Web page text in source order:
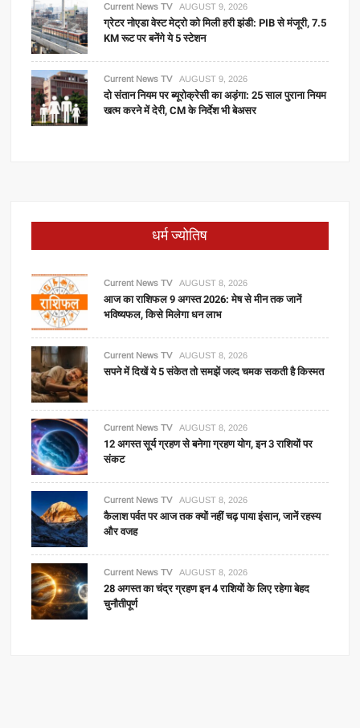
Current News TV AUGUST 9, 2026
ग्रेटर नोएडा वेस्ट मेट्रो को मिली हरी झंडी: PIB से मंजूरी, 7.5
KM रूट पर बनेंगे ये 5 स्टेशन
Current News TV AUGUST 9, 2026
दो संतान नियम पर ब्यूरोक्रेसी का अड़ंगा: 25 साल पुराना नियम
खत्म करने में देरी, CM के निर्देश भी बेअसर
धर्म ज्योतिष
Current News TV AUGUST 8, 2026
आज का राशिफल 9 अगस्त 2026: मेष से मीन तक जानें
भविष्यफल, किसे मिलेगा धन लाभ
Current News TV AUGUST 8, 2026
सपने में दिखें ये 5 संकेत तो समझें जल्द चमक सकती है किस्मत
Current News TV AUGUST 8, 2026
12 अगस्त सूर्य ग्रहण से बनेगा ग्रहण योग, इन 3 राशियों पर
संकट
Current News TV AUGUST 8, 2026
कैलाश पर्वत पर आज तक क्यों नहीं चढ़ पाया इंसान, जानें रहस्य
और वजह
Current News TV AUGUST 8, 2026
28 अगस्त का चंद्र ग्रहण इन 4 राशियों के लिए रहेगा बेहद
चुनौतीपूर्ण